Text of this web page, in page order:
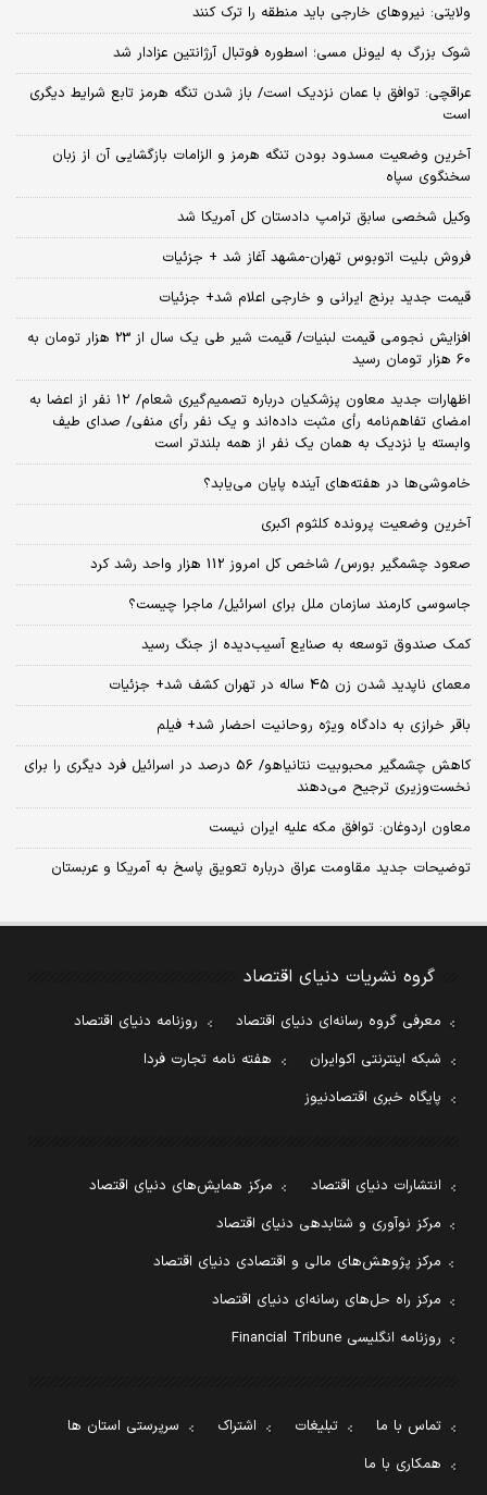
ولایتی: نیروهای خارجی باید منطقه را ترک کنند
شوک بزرگ به لیونل مسی؛ اسطوره فوتبال آرژانتین عزادار شد
عراقچی: توافق با عمان نزدیک است/ باز شدن تنگه هرمز تابع شرایط دیگری
است
آخرین وضعیت مسدود بودن تنگه هرمز و الزامات بازگشایی آن از زبان
سخنگوی سپاه
وکیل شخصی سابق ترامپ دادستان کل آمریکا شد
فروش بلیت اتوبوس تهران-مشهد آغاز شد + جزئیات
قیمت جدید برنج ایرانی و خارجی اعلام شد+ جزئیات
افزایش نجومی قیمت لبنیات/ قیمت شیر طی یک سال از 23 هزار تومان به
60 هزار تومان رسید
اظهارات جدید معاون پزشکیان درباره تصمیم‌گیری شعام/ ۱۲ نفر از اعضا به
امضای تفاهم‌نامه رأی مثبت داده‌اند و یک نفر رأی منفی/ صدای طیف
وابسته یا نزدیک به همان یک نفر از همه بلندتر است
خاموشی‌ها در هفته‌های آینده پایان می‌یابد؟
آخرین وضعیت پرونده کلثوم اکبری
صعود چشمگیر بورس/ شاخص کل امروز 112 هزار واحد رشد کرد
جاسوسی کارمند سازمان ملل برای اسرائیل/ ماجرا چیست؟
کمک صندوق توسعه به صنایع آسیب‌دیده از جنگ رسید
معمای ناپدید شدن زن 45 ساله در تهران کشف شد+ جزئیات
باقر خرازی به دادگاه ویژه روحانیت احضار شد+ فیلم
کاهش چشمگیر محبوبیت نتانیاهو/ 56 درصد در اسرائیل فرد دیگری را برای
نخست‌وزیری ترجیح می‌دهند
معاون اردوغان: توافق مکه علیه ایران نیست
توضیحات جدید مقاومت عراق درباره تعویق پاسخ به آمریکا و عربستان
گروه نشریات دنیای اقتصاد
معرفی گروه رسانه‌ای دنیای اقتصاد
روزنامه دنیای اقتصاد
شبکه اینترنتی اکوایران
هفته نامه تجارت فردا
پایگاه خبری اقتصادنیوز
انتشارات دنیای اقتصاد
مرکز همایش‌های دنیای اقتصاد
مرکز نوآوری و شتابدهی دنیای اقتصاد
مرکز پژوهش‌های مالی و اقتصادی دنیای اقتصاد
مرکز راه حل‌های رسانه‌ای دنیای اقتصاد
روزنامه انگلیسی Financial Tribune
تماس با ما تبلیغات اشتراک
سرپرستی استان ها
همکاری با ما